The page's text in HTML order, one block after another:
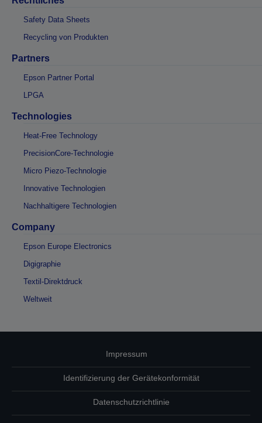
Safety Data Sheets
Recycling von Produkten
Partners
Epson Partner Portal
LPGA
Technologies
Heat-Free Technology
PrecisionCore-Technologie
Micro Piezo-Technologie
Innovative Technologien
Nachhaltigere Technologien
Company
Epson Europe Electronics
Digigraphie
Textil-Direktdruck
Weltweit
Impressum
Identifizierung der Gerätekonformität
Datenschutzrichtlinie